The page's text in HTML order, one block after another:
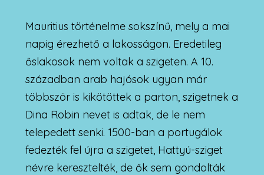
Mauritius történelme sokszínű, mely a mai
napig érezhető a lakosságon. Eredetileg
őslakosok nem voltak a szigeten. A 10.
században arab hajósok ugyan már
többször is kikötöttek a parton, szigetnek a
Dina Robin nevet is adtak, de le nem
telepedett senki. 1500-ban a portugálok
fedezték fel újra a szigetet, Hattyú-sziget
névre keresztelték, de ők sem gondolták